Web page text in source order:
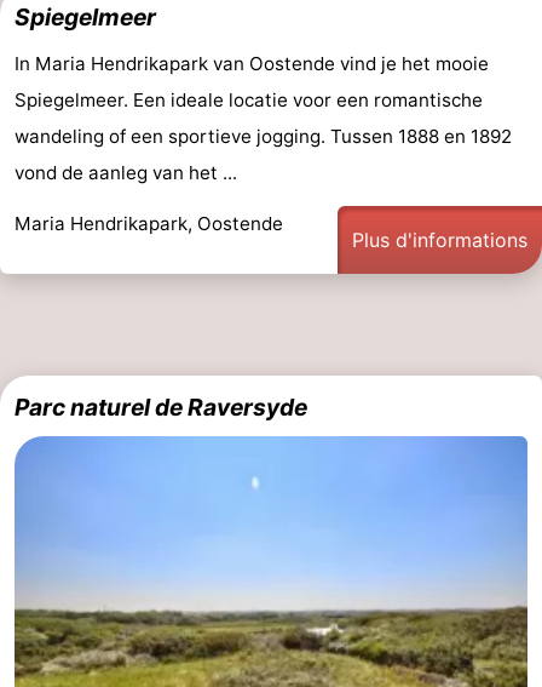
Occidentale
-
Bruges
-
Gand
-
Ypres
La
côte
-
Zwin
Heist
Zeebrugge
-
Blankenberge
-
Coq
Bredene
-
Middelkerke
-
Spiegelmeer
In Maria Hendrikapark van Oostende vind je het mooie
Spiegelmeer. Een ideale locatie voor een romantische
wandeling of een sportieve jogging. Tussen 1888 en 1892
vond de aanleg van het ...
Maria Hendrikapark, Oostende
Plus d'informations
Parc naturel de Raversyde